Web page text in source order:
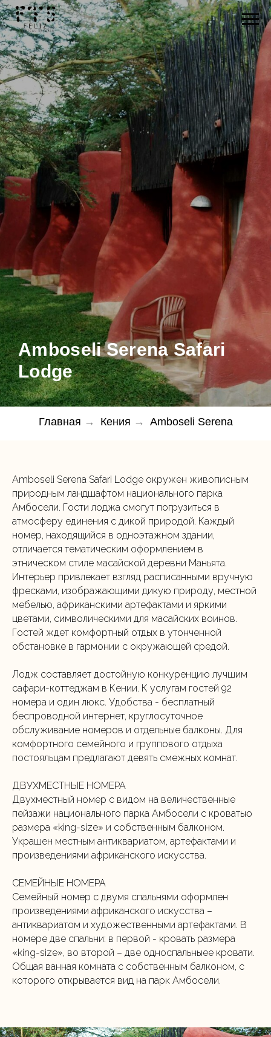
Amboseli Serena Safari
Lodge
Главная → Кения → Amboseli Serena
Amboseli Serena Safari Lodge окружен живописным
природным ландшафтом национального парка
Амбосели. Гости лоджа смогут погрузиться в
атмосферу единения с дикой природой. Каждый
номер, находящийся в одноэтажном здании,
отличается тематическим оформлением в
этническом стиле масайской деревни Маньята.
Интерьер привлекает взгляд расписанными вручную
фресками, изображающими дикую природу, местной
мебелью, африканскими артефактами и яркими
цветами, символическими для масайских воинов.
Гостей ждет комфортный отдых в утонченной
обстановке в гармонии с окружающей средой.
Лодж составляет достойную конкуренцию лучшим
сафари-коттеджам в Кении. К услугам гостей 92
номера и один люкс. Удобства - бесплатный
беспроводной интернет, круглосуточное
обслуживание номеров и отдельные балконы. Для
комфортного семейного и группового отдыха
постояльцам предлагают девять смежных комнат.
ДВУХМЕСТНЫЕ НОМЕРА
Двухместный номер с видом на величественные
пейзажи национального парка Амбосели с кроватью
размера «king-size» и собственным балконом.
Украшен местным антиквариатом, артефактами и
произведениями африканского искусства.
СЕМЕЙНЫЕ НОМЕРА
Семейный номер с двумя спальнями оформлен
произведениями африканского искусства –
антиквариатом и художественными артефактами. В
номере две спальни: в первой - кровать размера
«king-size», во второй – две односпальныее кровати.
Общая ванная комната с собственным балконом, с
которого открывается вид на парк Амбосели.